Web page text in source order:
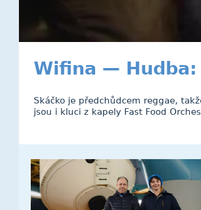
Wifina — Hudba:
Skáčko je předchůdcem reggae,
jsou i kluci z kapely Fast Food